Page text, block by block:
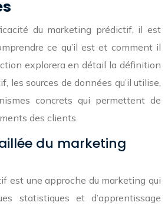
du marketing prédictif, il est
ce qu’il est et comment il
explorera en détail la définition
les sources de données qu’il utilise,
concrets qui permettent de
des clients.
du marketing
est une approche du marketing qui
statistiques et d’apprentissage